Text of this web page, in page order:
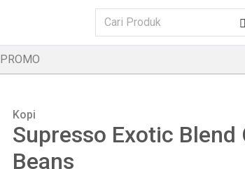
PROMO
Kopi
Supresso Exotic Blend
Beans